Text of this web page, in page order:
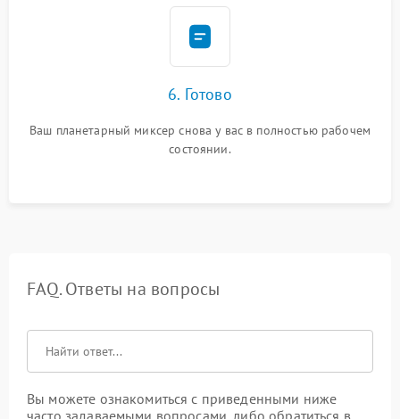
6. Готово
Ваш планетарный миксер снова у вас в полностью рабочем
состоянии.
FAQ. Ответы на вопросы
Вы можете ознакомиться с приведенными ниже